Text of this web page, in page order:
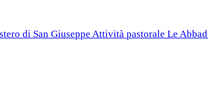
di San Giuseppe Attività pastorale Le